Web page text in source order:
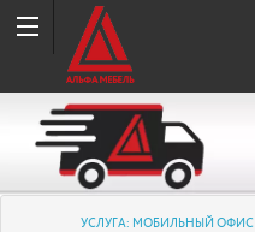
УСЛУГА: МОБИЛЬНЫЙ ОФИС